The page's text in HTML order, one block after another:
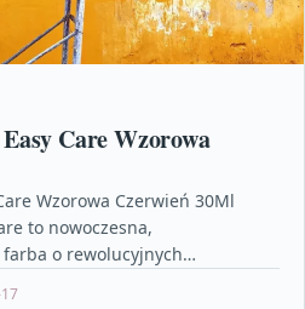
Care Wzorowa
Wzorowa Czerwień 30Ml
to nowoczesna,
o rewolucyjnych